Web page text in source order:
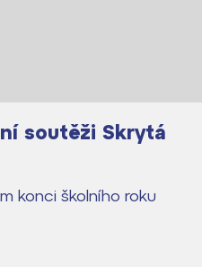
soutěži Skrytá
konci školního roku